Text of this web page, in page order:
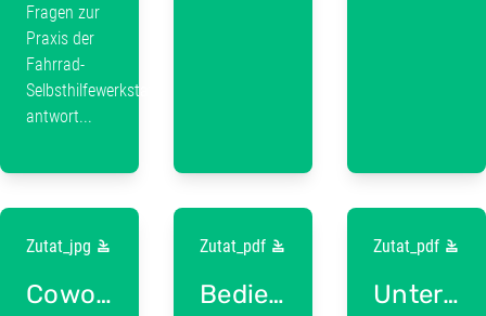
Fragen zur
Praxis der
Fahrrad-
Selbsthilfewerkstatt
antwort...
Zutat_jpg
Coworking
Zutat_pdf
Bedienungsanleitung
Zutat_pdf